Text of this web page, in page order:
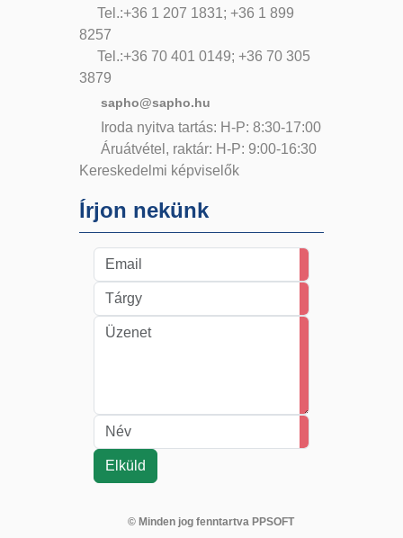
Tel.:+36 1 207 1831; +36 1 899
8257
Tel.:+36 70 401 0149; +36 70 305
3879
sapho@sapho.hu
Iroda nyitva tartás: H-P: 8:30-17:00
Áruátvétel, raktár: H-P: 9:00-16:30
Kereskedelmi képviselők
Írjon nekünk
© Minden jog fenntartva PPSOFT